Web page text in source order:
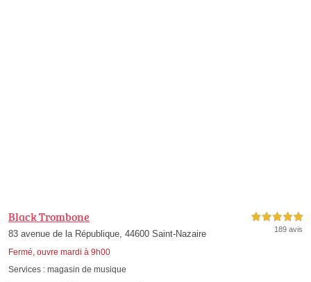
Black Trombone
83 avenue de la République, 44600 Saint-Nazaire
Fermé, ouvre mardi à 9h00
5,0 étoiles sur 5
189 avis
Services : magasin de musique